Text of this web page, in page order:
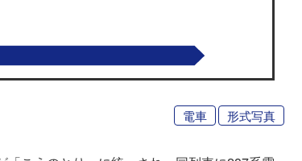
電車 形式写真